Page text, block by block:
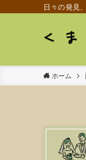
日々の発見
ホーム